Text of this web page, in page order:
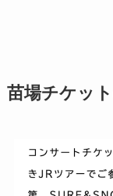
苗場チケッ